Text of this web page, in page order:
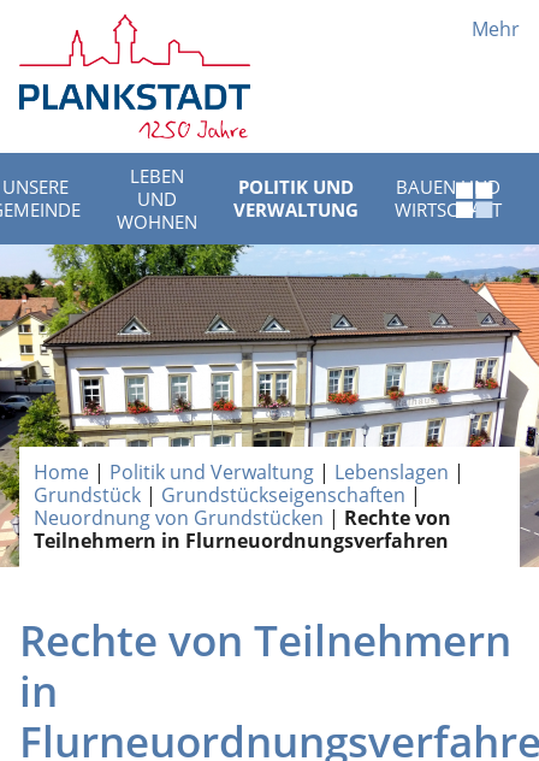
Mehr
UNSERE
LEBEN
UND
WOHNEN
POLITIK UND
VERWALTUNG
BAUEN UND
WIRTSCHAFT
Menü
öffnen
Home | Politik und Verwaltung | Lebenslagen |
Grundstück | Grundstückseigenschaften |
Neuordnung von Grundstücken | Rechte von
Teilnehmern in Flurneuordnungsverfahren
Rechte von Teilnehmern
in